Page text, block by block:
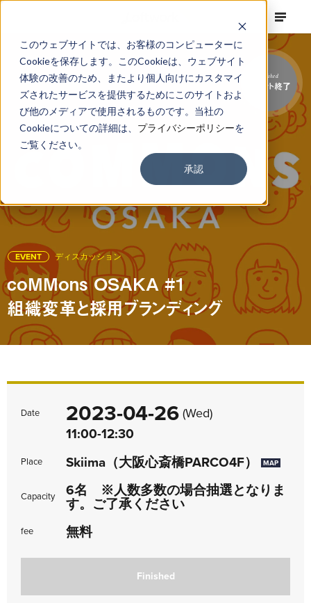
このウェブサイトでは、お客様のコンピューターに
Cookieを保存します。このCookieは、ウェブサイト
体験の改善のため、またより個人向けにカスタマイ
ズされたサービスを提供するためにこのサイトおよ
び他のメディアで使用されるものです。当社の
Cookieについての詳細は、 プライバシーポリシーを
ご覧ください。
承認
EVENT ディスカッション
coMMons OSAKA #1
組織変革と採用ブランディング
Finished
イベント終了
Date 2023-04-26 (Wed)
11:00-12:30
Place Skiima（大阪心斎橋PARCO4F） MAP
Capacity
6名 ※人数多数の場合抽選となりま
す。ご了承ください
fee 無料
Finished